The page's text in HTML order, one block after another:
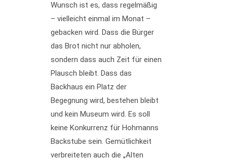
Wunsch ist es, dass regelmäßig
– vielleicht einmal im Monat –
gebacken wird. Dass die Bürger
das Brot nicht nur abholen,
sondern dass auch Zeit für einen
Plausch bleibt. Dass das
Backhaus ein Platz der
Begegnung wird, bestehen bleibt
und kein Museum wird. Es soll
keine Konkurrenz für Hohmanns
Backstube sein. Gemütlichkeit
verbreiteten auch die „Alten